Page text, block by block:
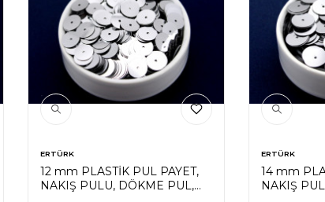
ERTÜRK
12 mm PLASTİK PUL PAYET,
NAKIŞ PULU, DÖKME PUL,
ERTÜRK
14 mm
NAKIŞ